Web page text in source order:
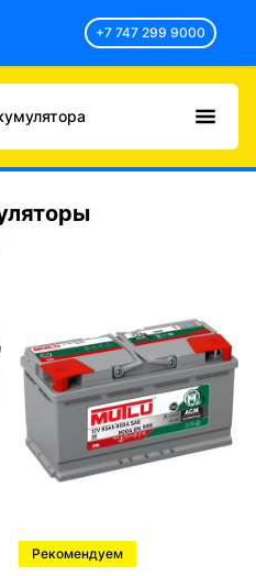
+7 747 299 9000
Рекомендуем